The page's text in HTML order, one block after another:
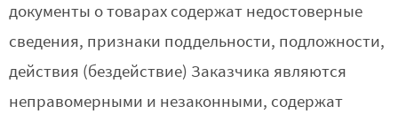
документы о товарах содержат недостоверные
сведения, признаки поддельности, подложности,
действия (бездействие) Заказчика являются
неправомерными и незаконными, содержат